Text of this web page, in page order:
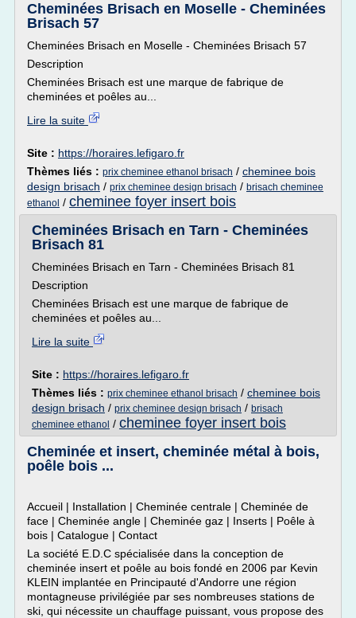
Cheminées Brisach en Moselle - Cheminées
Brisach 57
Cheminées Brisach en Moselle - Cheminées Brisach 57
Description
Cheminées Brisach est une marque de fabrique de
cheminées et poêles au...
Lire la suite
Site : https://horaires.lefigaro.fr
Thèmes liés : prix cheminee ethanol brisach / cheminee bois
design brisach / prix cheminee design brisach / brisach cheminee
ethanol / cheminee foyer insert bois
Cheminées Brisach en Tarn - Cheminées
Brisach 81
Cheminées Brisach en Tarn - Cheminées Brisach 81
Description
Cheminées Brisach est une marque de fabrique de
cheminées et poêles au...
Lire la suite
Site : https://horaires.lefigaro.fr
Thèmes liés : prix cheminee ethanol brisach / cheminee bois
design brisach / prix cheminee design brisach / brisach
cheminee ethanol / cheminee foyer insert bois
Cheminée et insert, cheminée métal à bois,
poêle bois ...
Accueil | Installation | Cheminée centrale | Cheminée de
face | Cheminée angle | Cheminée gaz | Inserts | Poêle à
bois | Catalogue | Contact
La société E.D.C spécialisée dans la conception de
cheminée insert et poêle au bois fondé en 2006 par Kevin
KLEIN implantée en Principauté d'Andorre une région
montagneuse privilégiée par ses nombreuses stations de
ski, qui nécessite un chauffage puissant, vous propose des